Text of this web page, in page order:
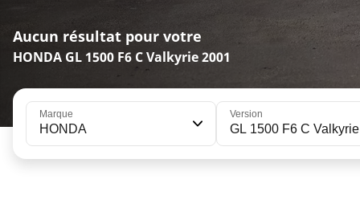
Aucun résultat pour votre
HONDA GL 1500 F6 C Valkyrie 2001
Marque
HONDA
Version
GL 1500 F6 C Valkyrie